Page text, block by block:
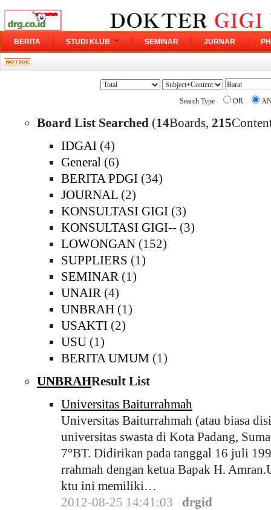
BERITA STUDI KLUB SEMINAR JURNAR
Search Type OR
Board List Searched (14Boards, 215
IDGAI (4)
General (6)
BERITA PDGI (34)
JOURNAL (2)
KONSULTASI GIGI (3)
KONSULTASI GIGI-- (3)
LOWONGAN (152)
SUPPLIERS (1)
SEMINAR (1)
UNAIR (4)
UNBRAH (1)
USAKTI (2)
USU (1)
BERITA UMUM (1)
UNBRAHResult List
Universitas Baiturrahmah
Universitas Baiturrahmah (atau biasa
universitas swasta di Kota Padang,
7°BT. Didirikan pada tanggal 16 juli
rrahmah dengan ketua Bapak H.
ktu ini memiliki…
2012-08-25 14:41:03
drgid